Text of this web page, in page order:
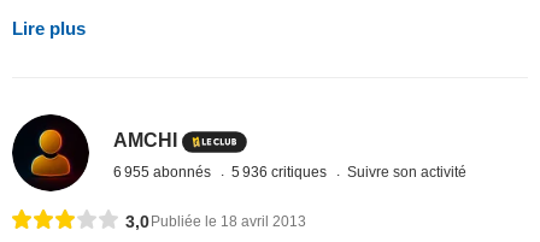
Lire plus
AMCHI
6 955 abonnés 5 936 critiques Suivre son activité
3,0Publiée le 18 avril 2013